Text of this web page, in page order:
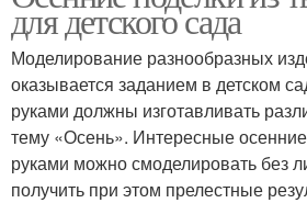
для детского сада
Моделирование разнообразных
оказывается заданием в детском
руками должны изготавливать
тему «Осень». Интересные
руками можно смоделировать без
получить при этом прелестные